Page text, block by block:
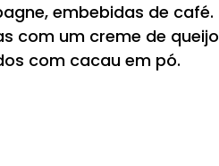
embebidas de café.
com um creme de queijo
com cacau em pó.